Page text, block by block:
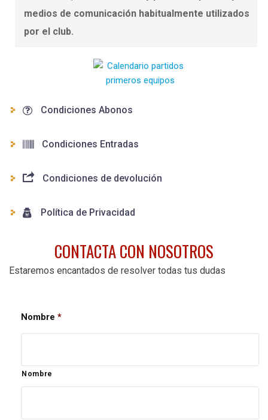
medios de comunicación habitualmente utilizados
por el club.
Condiciones Abonos
Condiciones Entradas
Condiciones de devolución
Política de Privacidad
CONTACTA CON NOSOTROS
Estaremos encantados de resolver todas tus dudas
Nombre *
Nombre